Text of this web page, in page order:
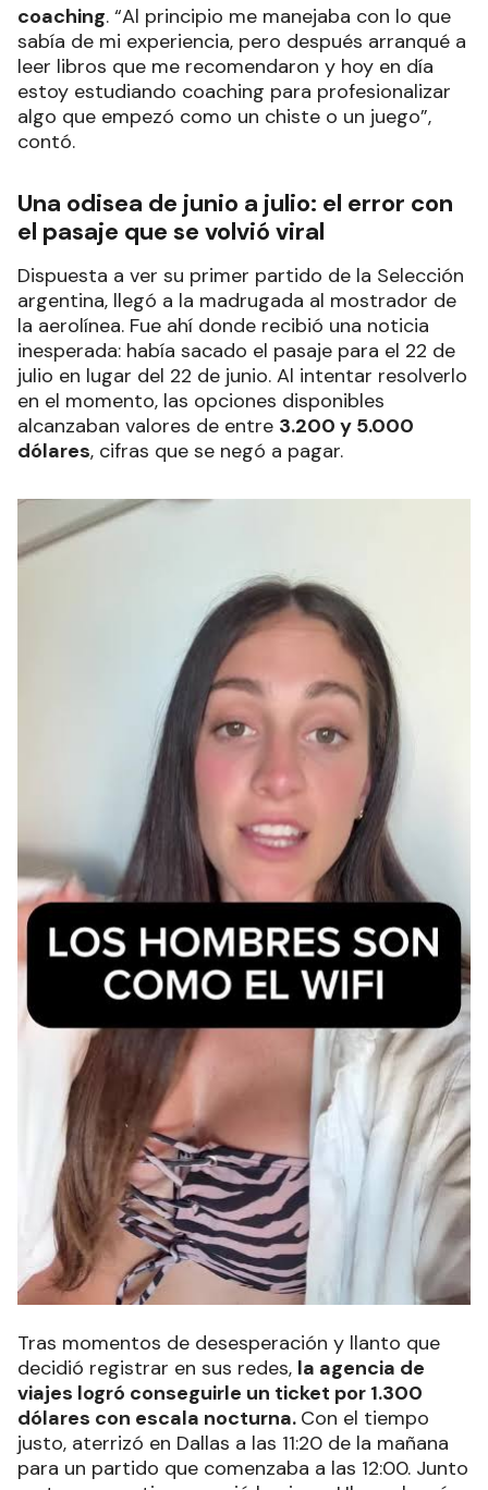
coaching. “Al principio me manejaba con lo que
sabía de mi experiencia, pero después arranqué a
leer libros que me recomendaron y hoy en día
estoy estudiando coaching para profesionalizar
algo que empezó como un chiste o un juego”,
contó.
Una odisea de junio a julio: el error con
el pasaje que se volvió viral
Dispuesta a ver su primer partido de la Selección
argentina, llegó a la madrugada al mostrador de
la aerolínea. Fue ahí donde recibió una noticia
inesperada: había sacado el pasaje para el 22 de
julio en lugar del 22 de junio. Al intentar resolverlo
en el momento, las opciones disponibles
alcanzaban valores de entre 3.200 y 5.000
dólares, cifras que se negó a pagar.
Tras momentos de desesperación y llanto que
decidió registrar en sus redes, la agencia de
viajes logró conseguirle un ticket por 1.300
dólares con escala nocturna. Con el tiempo
justo, aterrizó en Dallas a las 11:20 de la mañana
para un partido que comenzaba a las 12:00. Junto